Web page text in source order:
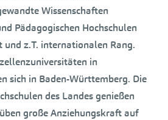
Wissenschaften
Pädagogischen Hochschulen
und z.T. internationalen Rang.
in
sich in Baden-Württemberg. Die
des Landes genießen
große Anziehungskraft auf